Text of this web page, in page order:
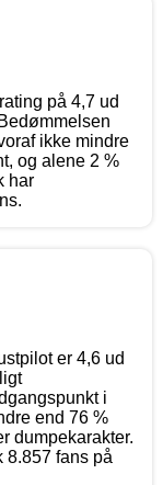
på 4,7 ud
ikke mindre
og alene 2 %
har
er 4,6 ud
i
end 76 %
dumpekarakter.
8.857 fans på